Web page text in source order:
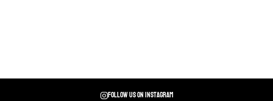
Follow us on instagram